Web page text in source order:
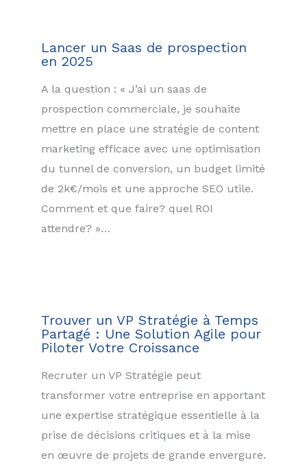
Lancer un Saas de prospection
en 2025
A la question : « J’ai un saas de
prospection commerciale, je souhaite
mettre en place une stratégie de content
marketing efficace avec une optimisation
du tunnel de conversion, un budget limité
de 2k€/mois et une approche SEO utile.
Comment et que faire? quel ROI
attendre? »…
Trouver un VP Stratégie à Temps
Partagé : Une Solution Agile pour
Piloter Votre Croissance
Recruter un VP Stratégie peut
transformer votre entreprise en apportant
une expertise stratégique essentielle à la
prise de décisions critiques et à la mise
en œuvre de projets de grande envergure.